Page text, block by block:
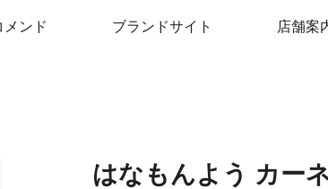
メンド ブランドサイト 店舗案
はなもんよう カー